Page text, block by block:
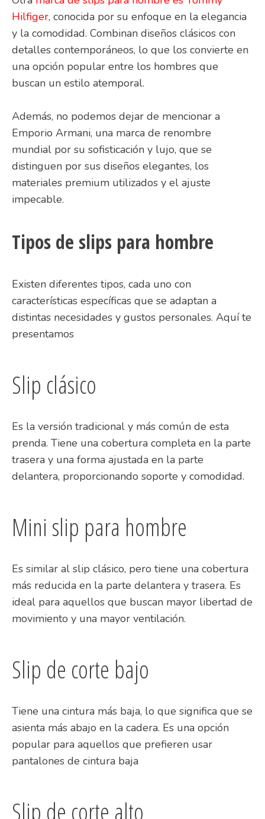
Hilfiger, conocida por su enfoque en la elegancia
y la comodidad. Combinan diseños clásicos con
detalles contemporáneos, lo que los convierte en
una opción popular entre los hombres que
buscan un estilo atemporal.
Además, no podemos dejar de mencionar a
Emporio Armani, una marca de renombre
mundial por su sofisticación y lujo, que se
distinguen por sus diseños elegantes, los
materiales premium utilizados y el ajuste
impecable.
Tipos de slips para hombre
Existen diferentes tipos, cada uno con
características específicas que se adaptan a
distintas necesidades y gustos personales. Aquí te
presentamos
Slip clásico
Es la versión tradicional y más común de esta
prenda. Tiene una cobertura completa en la parte
trasera y una forma ajustada en la parte
delantera, proporcionando soporte y comodidad.
Mini slip para hombre
Es similar al slip clásico, pero tiene una cobertura
más reducida en la parte delantera y trasera. Es
ideal para aquellos que buscan mayor libertad de
movimiento y una mayor ventilación.
Slip de corte bajo
Tiene una cintura más baja, lo que significa que se
asienta más abajo en la cadera. Es una opción
popular para aquellos que prefieren usar
pantalones de cintura baja
Slip de corte alto